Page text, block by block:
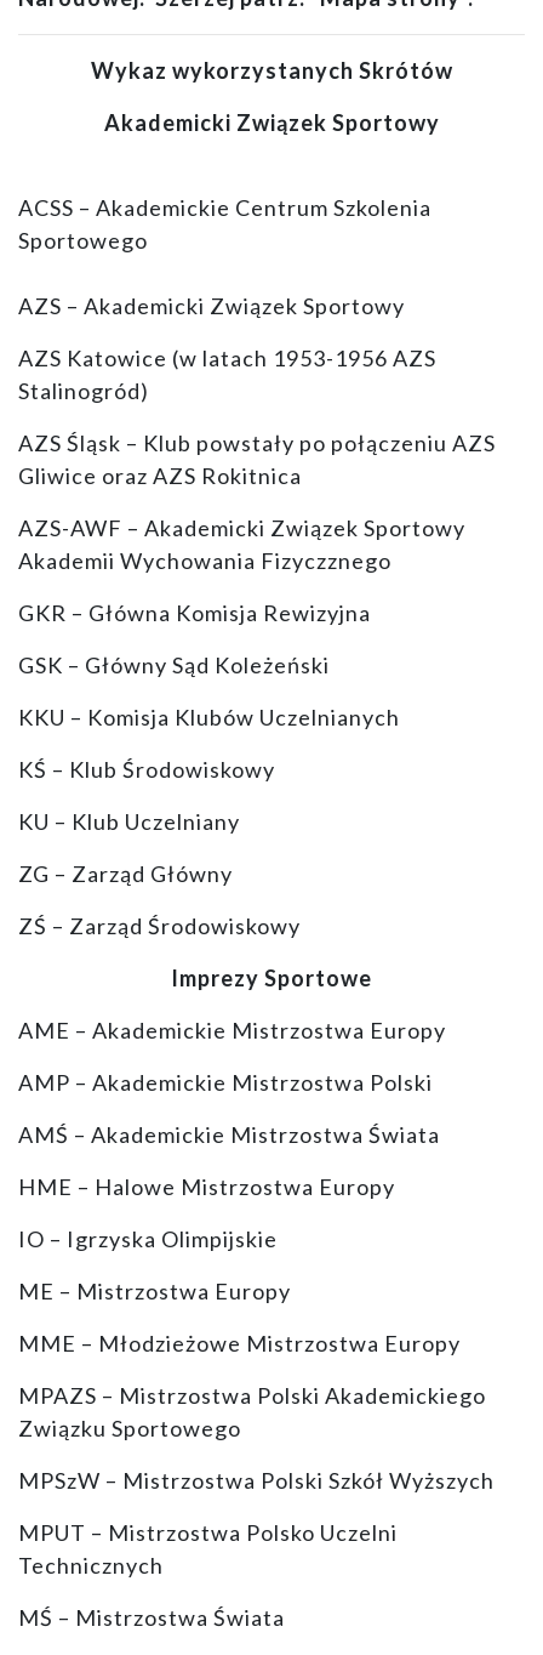
Wykaz wykorzystanych Skrótów
Akademicki Związek Sportowy
ACSS – Akademickie Centrum Szkolenia
Sportowego
AZS – Akademicki Związek Sportowy
AZS Katowice (w latach 1953-1956 AZS
Stalinogród)
AZS Śląsk – Klub powstały po połączeniu AZS
Gliwice oraz AZS Rokitnica
AZS-AWF – Akademicki Związek Sportowy
Akademii Wychowania Fizyczznego
GKR – Główna Komisja Rewizyjna
GSK – Główny Sąd Koleżeński
KKU – Komisja Klubów Uczelnianych
KŚ – Klub Środowiskowy
KU – Klub Uczelniany
ZG – Zarząd Główny
ZŚ – Zarząd Środowiskowy
Imprezy Sportowe
AME – Akademickie Mistrzostwa Europy
AMP – Akademickie Mistrzostwa Polski
AMŚ – Akademickie Mistrzostwa Świata
HME – Halowe Mistrzostwa Europy
IO – Igrzyska Olimpijskie
ME – Mistrzostwa Europy
MME – Młodzieżowe Mistrzostwa Europy
MPAZS – Mistrzostwa Polski Akademickiego
Związku Sportowego
MPSzW – Mistrzostwa Polski Szkół Wyższych
MPUT – Mistrzostwa Polsko Uczelni
Technicznych
MŚ – Mistrzostwa Świata